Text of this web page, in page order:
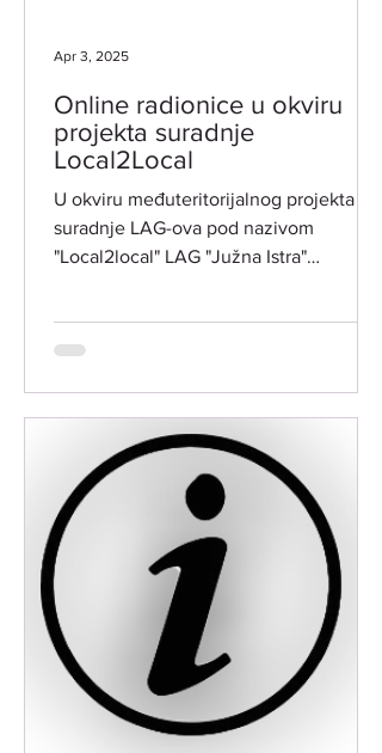
Online radionice u okviru
projekta suradnje
Local2Local
U okviru međuteritorijalnog projekta
suradnje LAG-ova pod nazivom
"Local2local" LAG "Južna Istra"
Apr 3, 2025